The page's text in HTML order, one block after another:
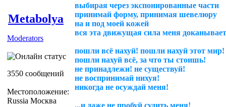
Metabolya
Moderators
3550 сообщений
Местоположение:
Russia Москва
выбирая через экспонированные части
принимай форму, принимая шевелюру
на и под моей кожей
вся эта движущая сила меня
пошли всё нахуй! пошли нахуй этот мир!
пошли нахуй всё, за что ты стоишь!
не принадлежи! не существуй!
не воспринимай нихуя!
никогда не осуждай меня!
...и даже не пробуй судить меня!